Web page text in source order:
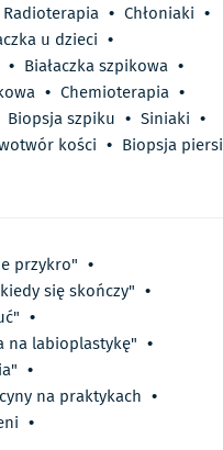
Radioterapia • Chłoniaki •
u dzieci •
• Białaczka szpikowa •
• Chemioterapia •
Biopsja szpiku • Siniaki •
kości • Biopsja piersi
przykro" •
się skończy" •
•
na labioplastykę" •
•
na praktykach •
•